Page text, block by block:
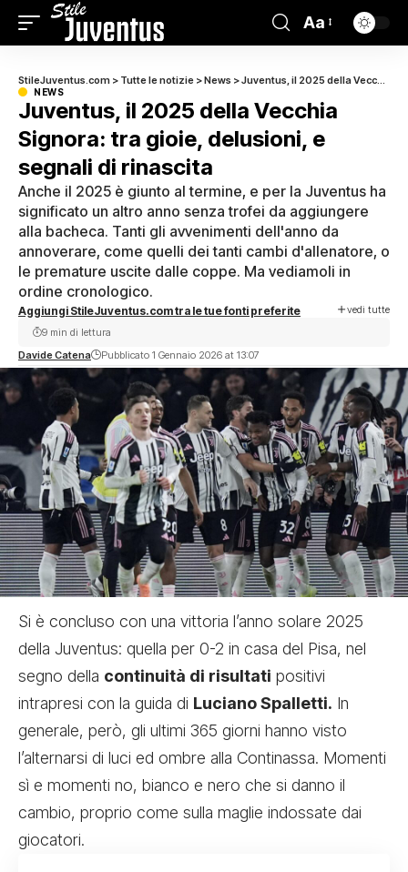
Aa
StileJuventus.com > Tutte le notizie >News >Juventus, il 2025 della Vecchia Signora: tra gioie, delusioni, e segnali di rinascita
NEWS
Juventus, il 2025 della Vecchia
Signora: tra gioie, delusioni, e
segnali di rinascita
Anche il 2025 è giunto al termine, e per la Juventus ha
significato un altro anno senza trofei da aggiungere
alla bacheca. Tanti gli avvenimenti dell'anno da
annoverare, come quelli dei tanti cambi d'allenatore, o
le premature uscite dalle coppe. Ma vediamoli in
ordine cronologico.
Aggiungi StileJuventus.com tra le tue fonti preferite vedi tutte
Davide Catena Pubblicato 1 Gennaio 2026 at 13:07
9 min di lettura
Si è concluso con una vittoria l’anno solare 2025
della Juventus: quella per 0-2 in casa del Pisa, nel
segno della continuità di risultati positivi
intrapresi con la guida di Luciano Spalletti. In
generale, però, gli ultimi 365 giorni hanno visto
l’alternarsi di luci ed ombre alla Continassa. Momenti
sì e momenti no, bianco e nero che si danno il
cambio, proprio come sulla maglie indossate dai
giocatori.